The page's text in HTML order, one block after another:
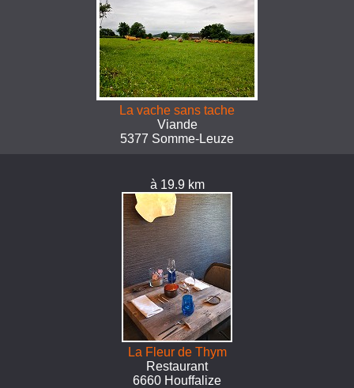
La vache sans tache
Viande
5377 Somme-Leuze
à 19.9 km
La Fleur de Thym
Restaurant
6660 Houffalize